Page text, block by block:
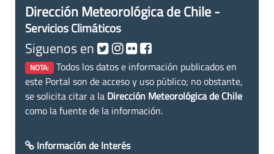
Dirección Meteorológica de Chile -
Servicios Climáticos
Siguenos en
NOTA: Todos los datos e información publicados en
este Portal son de acceso y uso público; no obstante,
se solicita citar a la Dirección Meteorológica de Chile
como la fuente de la información.
Información de Interés